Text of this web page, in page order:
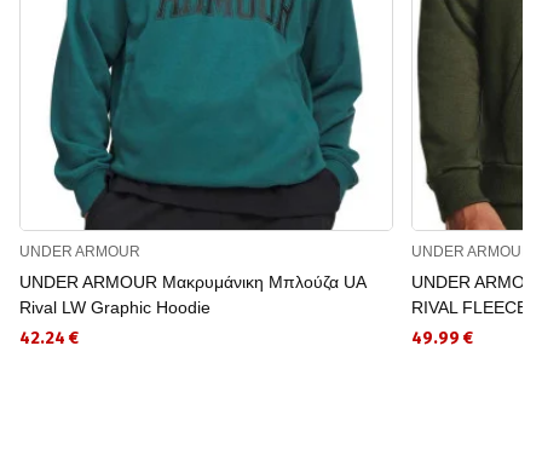
UNDER ARMOUR
UNDER ARMOUR Μακρυμάνικη Μπλούζα UA
Rival LW Graphic Hoodie
42.24 €
UNDER ARMOUR
UNDER
RIVAL FLEECE
49.99 €